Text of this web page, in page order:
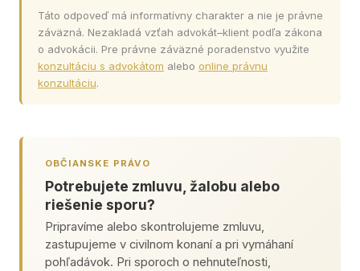
Táto odpoveď má informatívny charakter a nie je právne
záväzná. Nezakladá vzťah advokát–klient podľa zákona
o advokácii. Pre právne záväzné poradenstvo využite
konzultáciu s advokátom alebo online právnu
konzultáciu.
OBČIANSKE PRÁVO
Potrebujete zmluvu, žalobu alebo
riešenie sporu?
Pripravíme alebo skontrolujeme zmluvu,
zastupujeme v civilnom konaní a pri vymáhaní
pohľadávok. Pri sporoch o nehnuteľnosti,